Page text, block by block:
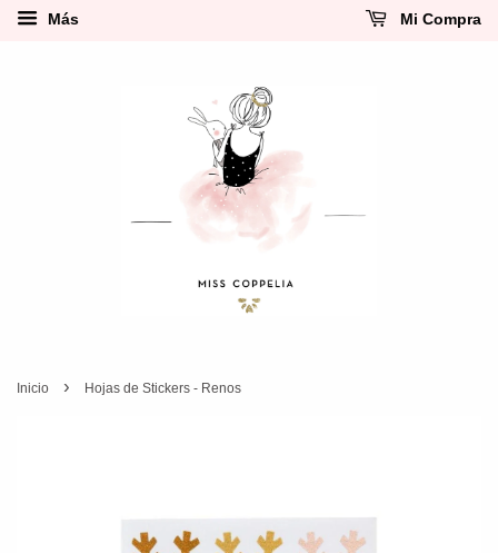
Más Mi Compra
Inicio › Hojas de Stickers - Renos